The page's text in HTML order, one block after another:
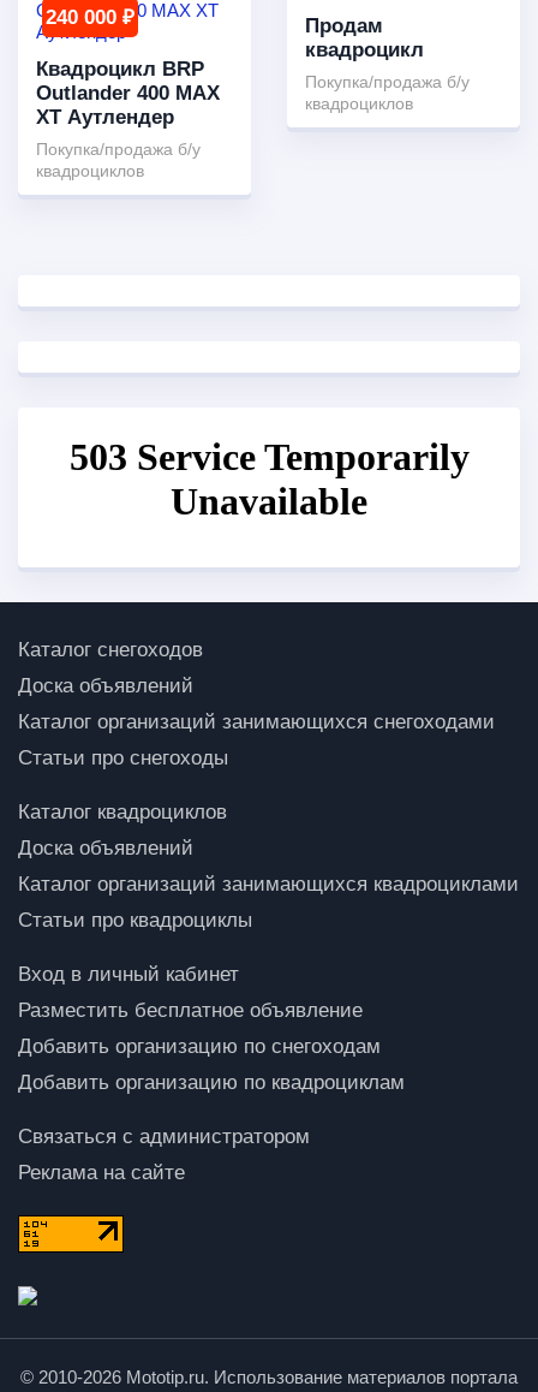
240 000 ₽
Квадроцикл BRP
Outlander 400 MAX
XT Аутлендер
Покупка/продажа б/у
квадроциклов
Продам
квадроцикл
Покупка/продажа б/у
квадроциклов
Каталог снегоходов
Доска объявлений
Каталог организаций занимающихся снегоходами
Статьи про снегоходы
Каталог квадроциклов
Доска объявлений
Каталог организаций занимающихся квадроциклами
Статьи про квадроциклы
Вход в личный кабинет
Разместить бесплатное объявление
Добавить организацию по снегоходам
Добавить организацию по квадроциклам
Связаться с администратором
Реклама на сайте
© 2010-2026 Mototip.ru. Использование материалов портала